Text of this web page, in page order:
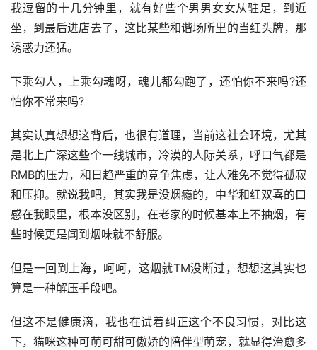
我逗留的十几分钟里，就有好些个男男女女从驻足，到近
坐，到最后进店去了，这比某些和谐场所里的当红头牌，那
诱惑力还猛。
下乘勾人，上乘勾魂呀，魂儿都勾跑了，还怕你不来吗?还
怕你不常来吗?
其实认真想想这背后，也很有道理，当前这社会环境，尤其
是北上广深这些个一线城市，冷漠的人际关系，呼口气都是
RMB的压力，和日趋严重的竞争焦虑，让人难免不觉得孤寂
和压抑。就说我吧，其实我是没烟瘾的，中华和红双喜的口
感在我眼里，根本没区别，在老家的时候基本上不抽烟，有
些时候更是闻到烟味就不舒服。
但是一回到上海，呵呵，这烟就TM没断过，想想这其实也
算是一种解压手段吧。
但这不是健康滴，我也在试着纠正这个不良习惯，对比这
下，猫咪这种可萌可甜可傲娇的陪伴型萌宠，就显得治愈多